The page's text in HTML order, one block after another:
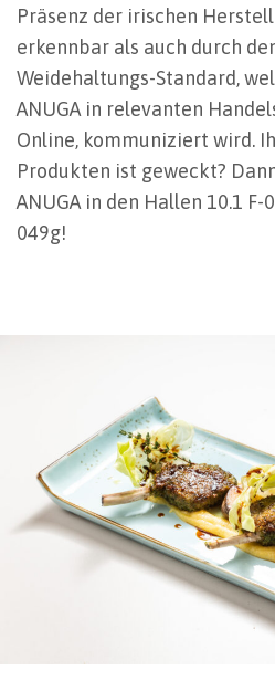
Präsenz der irischen
erkennbar als auch durch
Weidehaltungs-Standard,
ANUGA in relevanten
Online, kommuniziert wird.
Produkten ist geweckt?
ANUGA in den Hallen 10.1 F-
049g!